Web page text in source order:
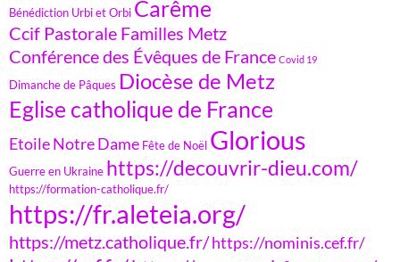
Bénédiction Urbi et Orbi Carême
Ccif Pastorale Familles Metz
Conférence des Évêques de France Covid 19
Dimanche de Pâques Diocèse de Metz
Eglise catholique de France
Etoile Notre Dame Fête de Noël Glorious
Guerre en Ukraine https://decouvrir-dieu.com/
https://formation-catholique.fr/
https://fr.aleteia.org/
https://metz.catholique.fr/https://nominis.cef.fr/